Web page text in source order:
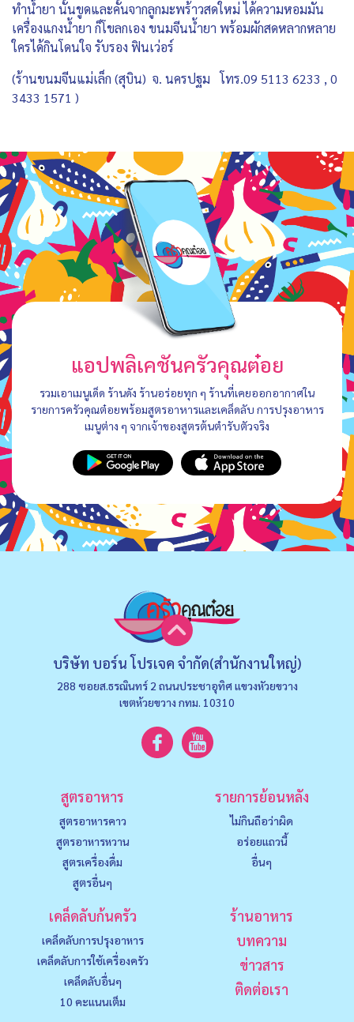
ทำน้ำยา นั้นขูดและคั้นจากลูกมะพร้าวสดใหม่ ได้ความหอมมัน
เครื่องแกงน้ำยา ก็โขลกเอง ขนมจีนน้ำยา พร้อมผักสดหลากหลาย
ใครได้กินโดนใจ รับรอง ฟินเว่อร์
(ร้านขนมจีนแม่เล็ก (สุบิน) จ. นครปฐม โทร.09 5113 6233 , 0
3433 1571 )
แอปพลิเคชันครัวคุณต๋อย
รวมเอาเมนูเด็ด ร้านดัง ร้านอร่อยทุก ๆ ร้านที่เคยออกอากาศใน
รายการครัวคุณต๋อยพร้อมสูตรอาหารและเคล็ดลับ การปรุงอาหาร
เมนูต่าง ๆ จากเจ้าของสูตรต้นตำรับตัวจริง
บริษัท บอร์น โปรเจค จำกัด(สำนักงานใหญ่)
288 ซอยส.ธรณินทร์ 2 ถนนประชาอุทิศ แขวงหัวยขวาง
เขตห้วยขวาง กทม. 10310
สูตรอาหาร
สูตรอาหารคาว
สูตรอาหารหวาน
สูตรเครื่องดื่ม
สูตรอื่นๆ
รายการย้อนหลัง
ไม่กินถือว่าผิด
อร่อยแถวนี้
อื่นๆ
เคล็ดลับก้นครัว
เคล็ดลับการปรุงอาหาร
เคล็ดลับการใช้เครื่องครัว
เคล็ดลับอื่นๆ
10 คะแนนเต็ม
ร้านอาหาร
บทความ
ข่าวสาร
ติดต่อเรา